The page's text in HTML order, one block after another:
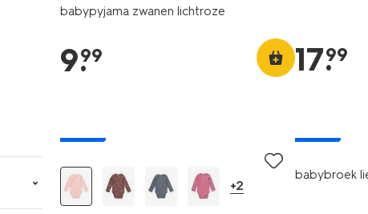
babypyjama zwanen lichtroze
9.
99 17.
99
+2
babybroek